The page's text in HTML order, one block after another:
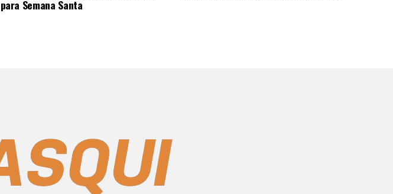
para Semana Santa